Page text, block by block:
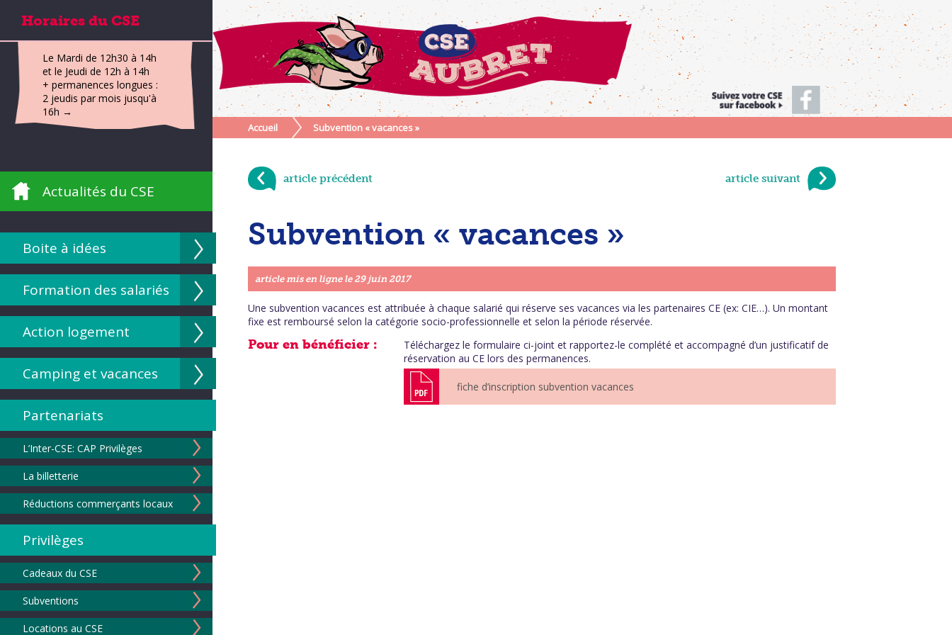
Horaires du CSE
Le Mardi de 12h30 à 14h
et le Jeudi de 12h à 14h
+ permanences longues :
2 jeudis par mois jusqu'à
16h →
Actualités du CSE
Boite à idées
Formation des salariés
Action logement
Camping et vacances
Partenariats
L’Inter-CSE: CAP Privilèges
La billetterie
Réductions commerçants locaux
Privilèges
Cadeaux du CSE
Subventions
Locations au CSE
Accueil Subvention « vacances »
article précédent article suivant
Subvention « vacances »
article mis en ligne le 29 juin 2017
Une subvention vacances est attribuée à chaque salarié qui réserve ses vacances via les partenaires CE (ex: CIE…). Un montant
fixe est remboursé selon la catégorie socio-professionnelle et selon la période réservée.
Téléchargez le formulaire ci-joint et rapportez-le complété et accompagné d’un justificatif de
réservation au CE lors des permanences.
fiche d’inscription subvention vacances